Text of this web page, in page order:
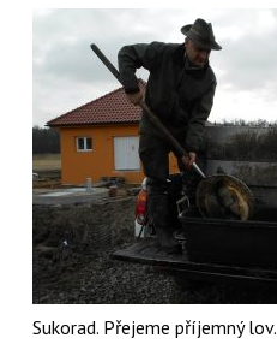
Sukorad. Přejeme příjemný lov.